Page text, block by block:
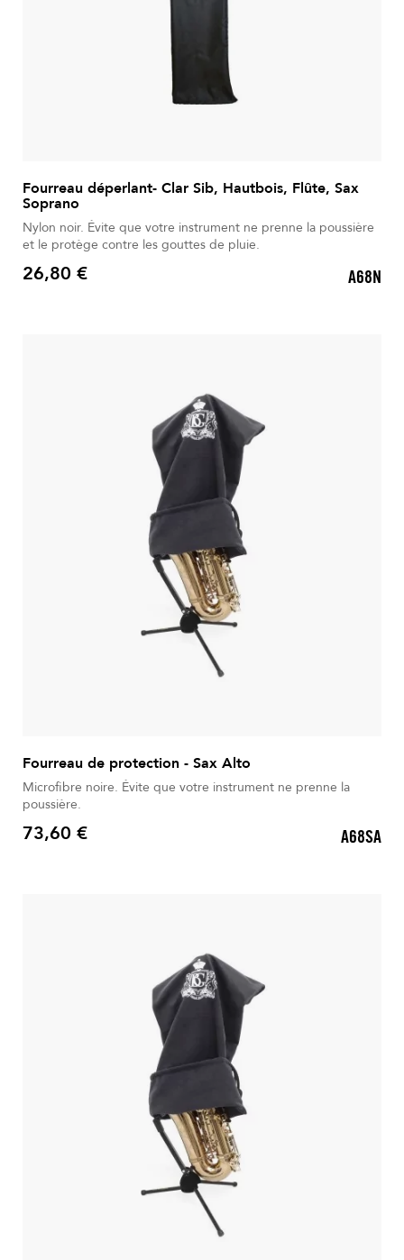
Fourreau déperlant- Clar Sib, Hautbois, Flûte, Sax
Soprano
Nylon noir. Évite que votre instrument ne prenne la poussière
et le protège contre les gouttes de pluie.
Prix
26,80 € A68N
Fourreau de protection - Sax Alto
Microfibre noire. Évite que votre instrument ne prenne la
poussière.
Prix
73,60 € A68SA